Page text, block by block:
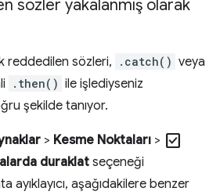
sözler yakalanmış olarak
reddedilen sözleri, .catch() veya
.then() ile işlediyseniz
şekilde tanıyor.
> Kesme Noktaları > check_box
duraklat seçeneği
ayıklayıcı, aşağıdakilere benzer